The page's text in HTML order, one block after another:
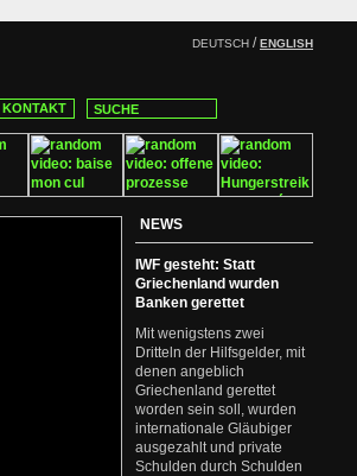
DEUTSCH /ENGLISH
KONTAKT
NEWS
IWF gesteht: Statt
Griechenland wurden
Banken gerettet
Mit wenigstens zwei
Dritteln der Hilfsgelder, mit
denen angeblich
Griechenland gerettet
worden sein soll, wurden
internationale Gläubiger
ausgezahlt und private
Schulden durch Schulden